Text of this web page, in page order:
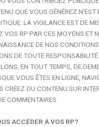
QUE VOUS GÉNÉREZ
LA VIGILANCE EST DE
VOS RP PAR CES MOYENS ET
DE NOS
DE TOUTE
EN TOUT TEMPS, DE
VOUS ÊTES EN LIGNE,
CRÉEZ DU CONTENU SUR
COMMENTAIRES.
ACCÉDER À VOS RP?